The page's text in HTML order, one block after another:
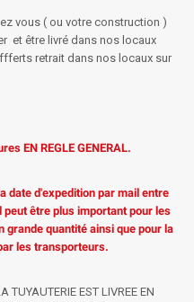
vous ( ou votre construction )
et être livré dans nos locaux
retrait dans nos locaux sur
EN REGLE GENERAL.
date d'expedition par mail entre
être plus important pour les
quantité ainsi que pour la
les transporteurs.
EST LIVREE EN